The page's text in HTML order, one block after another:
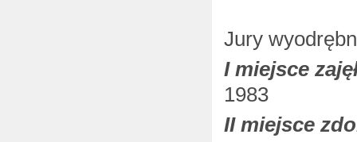
Jury
I miejsce
1983
II miejsce